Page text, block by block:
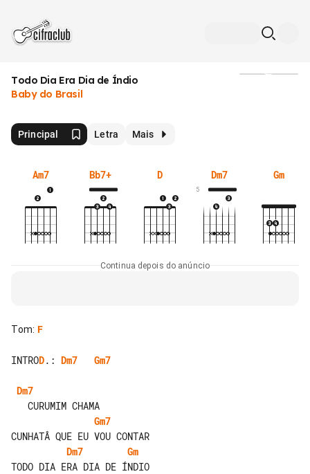
Todo Dia Era Dia de Índio
Baby do Brasil
Principal Letra Mais
Am7 Bb7+ D Dm7
5
Gm
Continua depois do anúncio
Tom: F
INTROD.: Dm7 Gm7
Dm7
Gm7
Dm7
Gm